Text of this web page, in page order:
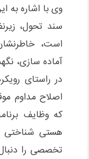
وی با اشاره به
سند تحول،
است،
آماده سازی،
در راستای
اصلاح مداوم
که وظایف
هستی شناختی
تخصصی را